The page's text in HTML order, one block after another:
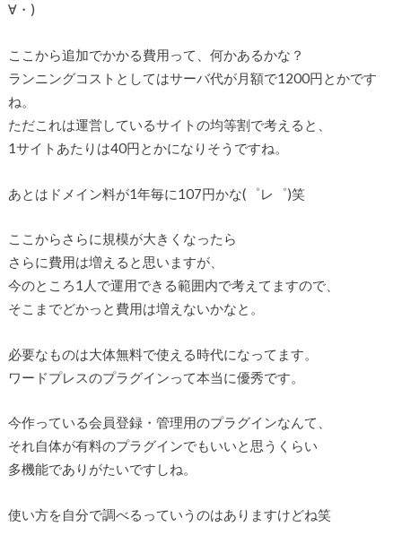
∀・)
ここから追加でかかる費用って、何かあるかな？
ランニングコストとしてはサーバ代が月額で1200円とかです
ね。
ただこれは運営しているサイトの均等割で考えると、
1サイトあたりは40円とかになりそうですね。
あとはドメイン料が1年毎に107円かな(゜レ゜)笑
ここからさらに規模が大きくなったら
さらに費用は増えると思いますが、
今のところ1人で運用できる範囲内で考えてますので、
そこまでどかっと費用は増えないかなと。
必要なものは大体無料で使える時代になってます。
ワードプレスのプラグインって本当に優秀です。
今作っている会員登録・管理用のプラグインなんて、
それ自体が有料のプラグインでもいいと思うくらい
多機能でありがたいですしね。
使い方を自分で調べるっていうのはありますけどね笑